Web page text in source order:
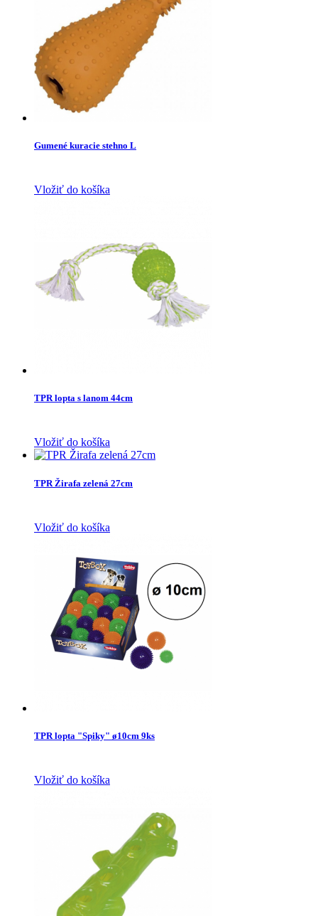
Gumené kuracie stehno L
Vložiť do košíka
TPR lopta s lanom 44cm
Vložiť do košíka
TPR Žirafa zelená 27cm
Vložiť do košíka
TPR lopta "Spiky" ø10cm 9ks
Vložiť do košíka